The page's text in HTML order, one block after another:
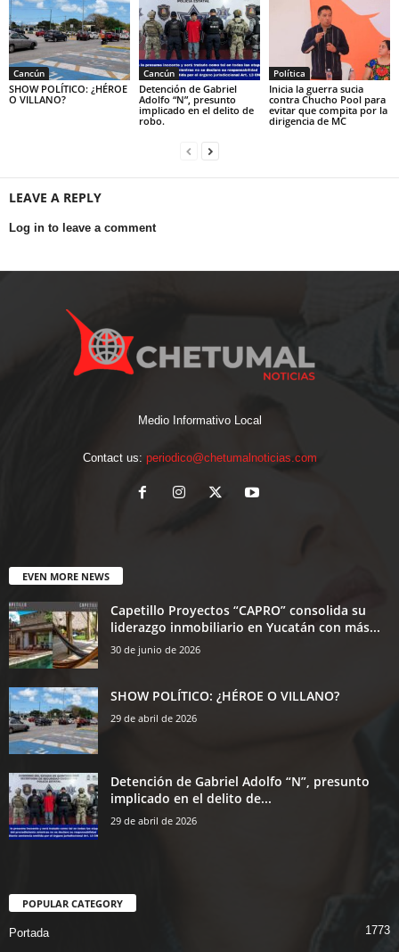
Cancún
SHOW POLÍTICO: ¿HÉROE
O VILLANO?
Cancún
Detención de Gabriel
Adolfo “N”, presunto
implicado en el delito de
robo.
Política
Inicia la guerra sucia
contra Chucho Pool para
evitar que compita por la
dirigencia de MC
LEAVE A REPLY
Log in to leave a comment
Medio Informativo Local
Contact us: periodico@chetumalnoticias.com
EVEN MORE NEWS
Capetillo Proyectos “CAPRO” consolida su
liderazgo inmobiliario en Yucatán con más...
30 de junio de 2026
SHOW POLÍTICO: ¿HÉROE O VILLANO?
29 de abril de 2026
Detención de Gabriel Adolfo “N”, presunto
implicado en el delito de...
29 de abril de 2026
POPULAR CATEGORY
Portada
1773